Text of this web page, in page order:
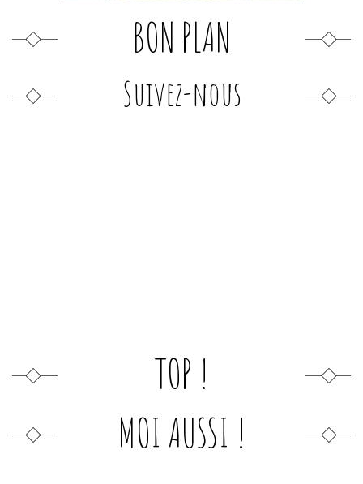
BON PLAN
Suivez-nous
TOP !
MOI AUSSI !